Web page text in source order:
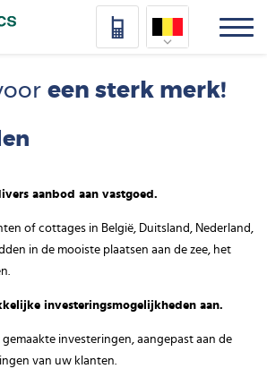
Vlaams
een sterk merk!
aanbod aan vastgoed.
of cottages in België, Duitsland, Nederland,
in de mooiste plaatsen aan de zee, het
investeringsmogelijkheden aan.
investeringen, aangepast aan de
van uw klanten.